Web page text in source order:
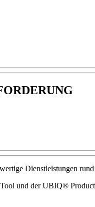
Dienstleistungen
und der UBIQ®️